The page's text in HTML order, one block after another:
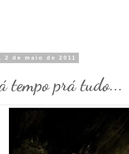
de maio de 2011
tempo prá tudo...